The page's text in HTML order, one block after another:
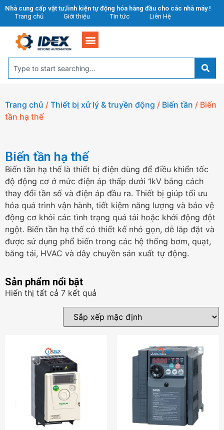
Nhà cung cấp vật tư,linh kiện tự động hóa hàng đầu cho các nhà máy !
Trang chủ
Giới thiệu Tin tức Liên Hệ
Trang chủ / Thiết bị xử lý & truyền động / Biến tần / Biến
tần hạ thế
Biến tần hạ thế
Biến tần hạ thế là thiết bị điện dùng để điều khiển tốc
độ động cơ ở mức điện áp thấp dưới 1kV bằng cách
thay đổi tần số và điện áp đầu ra. Thiết bị giúp tối ưu
hóa quá trình vận hành, tiết kiệm năng lượng và bảo vệ
động cơ khỏi các tình trạng quá tải hoặc khởi động đột
ngột. Biến tần hạ thế có thiết kế nhỏ gọn, dễ lắp đặt và
được sử dụng phổ biến trong các hệ thống bơm, quạt,
băng tải, HVAC và dây chuyền sản xuất tự động.
Sản phẩm nổi bật
Hiển thị tất cả 7 kết quả